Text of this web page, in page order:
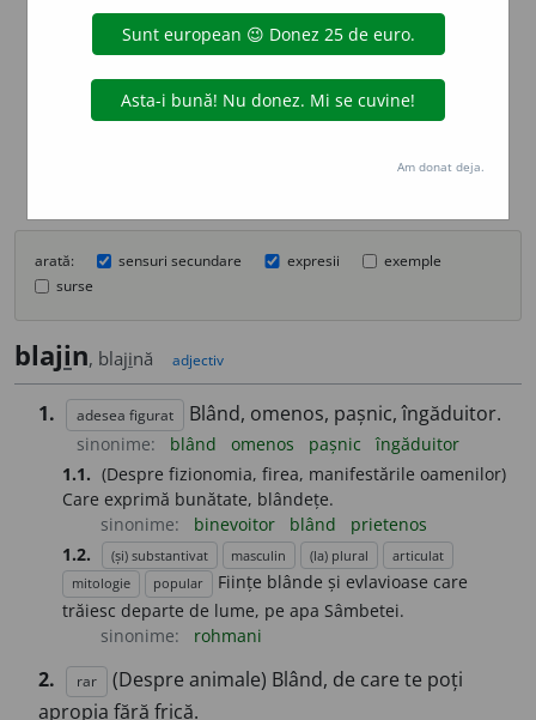
info
Aceste definiții sunt compilate de
echipa dexonline. Definițiile
originale se află pe filadefiniții.
Puteți reordona filele pe pagina de
arată: sensuri secundare expresii
exemple
surse
blajin, blajină adjectiv
1. adesea figurat Blând, omenos, pașnic, îngăduitor.
sinonime: blând omenos pașnic
îngăduitor
1.1. (Despre fizionomia, firea, manifestările oamenilor)
Care exprimă bunătate, blândețe.
sinonime:
binevoitor blând
prietenos
1.2.
(și) substantivat masculin (la) plural
articulat
mitologie
popular
Ființe blânde și evlavioase care
trăiesc departe de lume, pe apa Sâmbetei.
sinonime:
rohmani
2. rar
(Despre animale) Blând, de care te poți
apropia fără frică.
Am donat deja.